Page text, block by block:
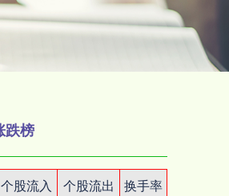
跌榜
个股流入 个股流出
换手率